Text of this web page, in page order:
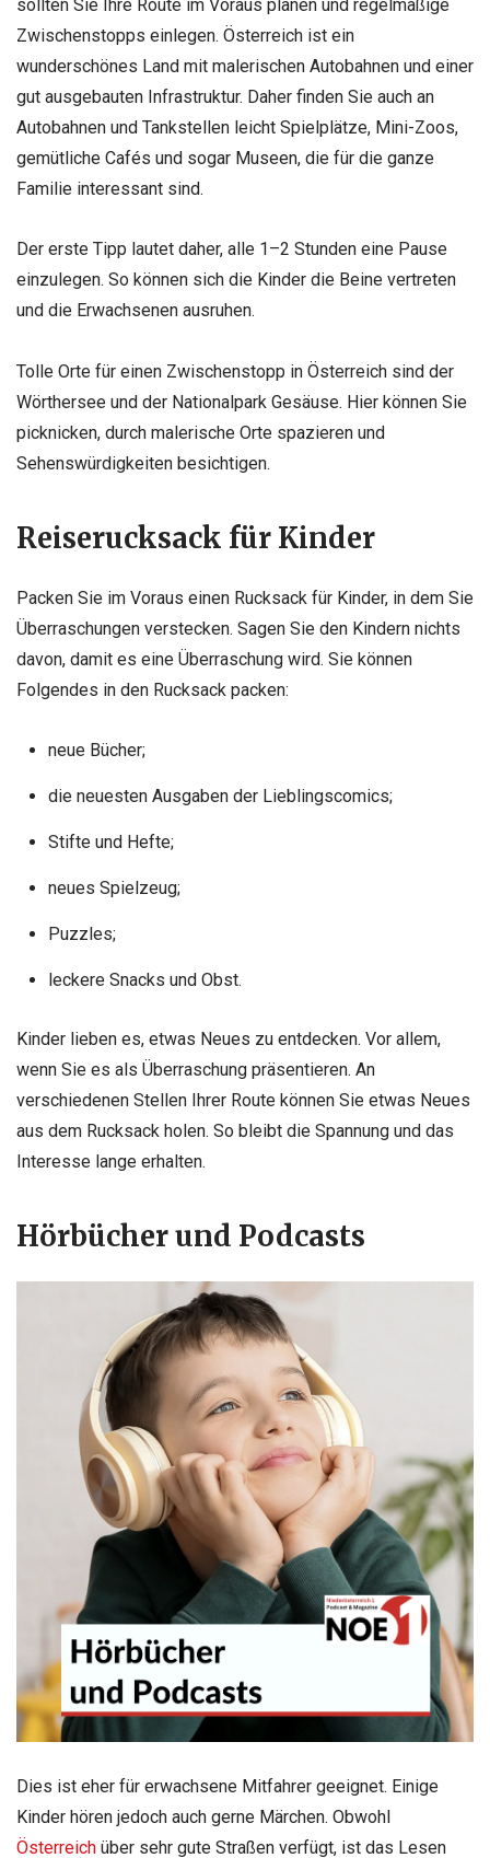
sollten Sie Ihre Route im Voraus planen und regelmäßige
Zwischenstopps einlegen. Österreich ist ein
wunderschönes Land mit malerischen Autobahnen und einer
gut ausgebauten Infrastruktur. Daher finden Sie auch an
Autobahnen und Tankstellen leicht Spielplätze, Mini-Zoos,
gemütliche Cafés und sogar Museen, die für die ganze
Familie interessant sind.
Der erste Tipp lautet daher, alle 1–2 Stunden eine Pause
einzulegen. So können sich die Kinder die Beine vertreten
und die Erwachsenen ausruhen.
Tolle Orte für einen Zwischenstopp in Österreich sind der
Wörthersee und der Nationalpark Gesäuse. Hier können Sie
picknicken, durch malerische Orte spazieren und
Sehenswürdigkeiten besichtigen.
Reiserucksack für Kinder
Packen Sie im Voraus einen Rucksack für Kinder, in dem Sie
Überraschungen verstecken. Sagen Sie den Kindern nichts
davon, damit es eine Überraschung wird. Sie können
Folgendes in den Rucksack packen:
neue Bücher;
die neuesten Ausgaben der Lieblingscomics;
Stifte und Hefte;
neues Spielzeug;
Puzzles;
leckere Snacks und Obst.
Kinder lieben es, etwas Neues zu entdecken. Vor allem,
wenn Sie es als Überraschung präsentieren. An
verschiedenen Stellen Ihrer Route können Sie etwas Neues
aus dem Rucksack holen. So bleibt die Spannung und das
Interesse lange erhalten.
Hörbücher und Podcasts
Dies ist eher für erwachsene Mitfahrer geeignet. Einige
Kinder hören jedoch auch gerne Märchen. Obwohl
Österreich über sehr gute Straßen verfügt, ist das Lesen